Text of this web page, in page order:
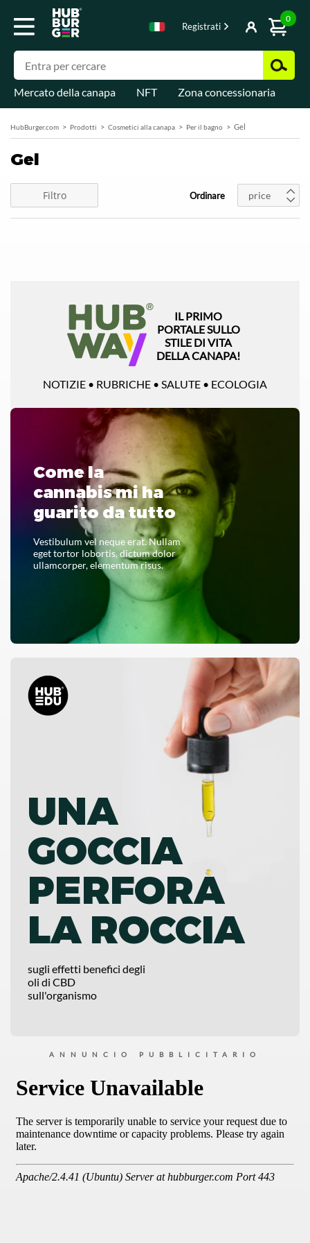
Registrati
0
Mercato della canapa NFT Zona concessionaria
HubBurger.com Prodotti Cosmetici alla canapa Per il bagno Gel
Gel
Filtro Ordinare price
IL PRIMO
PORTALE SULLO
STILE DI VITA
DELLA CANAPA!
NOTIZIE • RUBRICHE • SALUTE • ECOLOGIA
Come la
cannabis mi ha
guarito da tutto
Vestibulum vel neque erat. Nullam
eget tortor lobortis, dictum dolor
ullamcorper, elementum risus.
LEGGI TUTTO
UNA
GOCCIA
PERFORA
LA ROCCIA
sugli effetti benefici degli
oli di CBD
sull'organismo
ANNUNCIO PUBBLICITARIO